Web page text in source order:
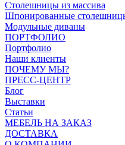
Столешницы из массива
Шпонированные
Модульные диваны
ПОРТФОЛИО
Портфолио
Наши клиенты
ПОЧЕМУ МЫ?
ПРЕСС-ЦЕНТР
Блог
Выставки
Статьи
МЕБЕЛЬ НА ЗАКАЗ
ДОСТАВКА